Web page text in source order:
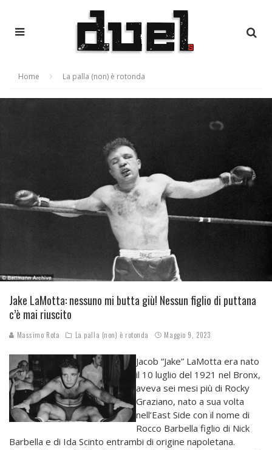
Home La palla (non) è rotonda
Jake LaMotta: nessuno mi butta giù! Nessun figlio di puttana
c’è mai riuscito
Massimo Rota La palla (non) è rotonda Maggio 9, 2023
Jacob “Jake” LaMotta era nato
il 10 luglio del 1921 nel Bronx,
aveva sei mesi più di Rocky
Graziano, nato a sua volta
nell’East Side con il nome di
Rocco Barbella figlio di Nick
Barbella e di Ida Scinto entrambi di origine napoletana.